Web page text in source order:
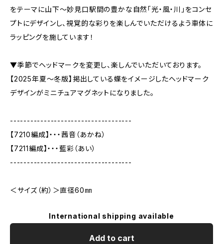
をテーマに山下～妙見口駅間の豊かな自然「光・風・川」をコンセ
プトにデザインし、視覚的な彩りを楽しんでいただけるよう車体に
ラッピングを施しています！
▼季節でヘッドマークを変更し、楽しんでいただいております。
【2025年夏～冬版】掲出している蝶をイメージしたヘッドマーク
デザインがミニチュアマグネットになりました。
------------------------------------
【7210編成】・・・茜音（あかね）
【7211編成】・・・藍彩（あい）
------------------------------------
＜サイズ（約）＞直径60㎜
International shipping available
Add to cart